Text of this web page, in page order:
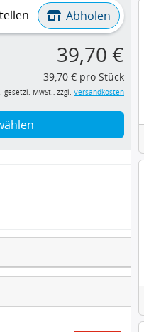
Abholen
39,70 €
39,70 € pro Stück
gesetzl. MwSt., zzgl. Versandkosten